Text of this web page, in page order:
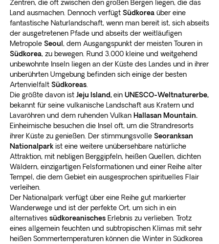
Zentren, die oft zwischen den großen Bergen liegen, die das
Land ausmachen. Dennoch verfügt Südkorea über eine
fantastische Naturlandschaft, wenn man bereit ist, sich abseits
der ausgetretenen Pfade und abseits der weitläufigen
Metropole Seoul , dem Ausgangspunkt der meisten Touren in
Südkorea, zu bewegen. Rund 3.000 kleine und weitgehend
unbewohnte Inseln liegen an der Küste des Landes und in ihrer
unberührten Umgebung befinden sich einige der besten
Artenvielfalt Südkoreas
Die größte davon ist Jeju Island,ein UNESCO-Weltnaturerbe,
bekannt für seine vulkanische Landschaft aus Kratern und
Lavaröhren und dem ruhenden Vulkan Hallasan Mountain.
Einheimische besuchen die Insel oft, um die Strandresorts
ihrer Küste zu genießen. Der stimmungsvolle Seoranksan
Nationalpark ist eine weitere unübersehbare natürliche
Attraktion, mit nebligen Berggipfeln, heißen Quellen, dichten
Wäldern, einzigartigen Felsformationen und einer Reihe alter
Tempel, die dem Gebiet ein ausgesprochen spirituelles Flair
verleihen.
Der Nationalpark verfügt über eine Reihe gut markierter
Wanderwege und ist der perfekte Ort, um sich in ein
alternatives südkoreanisches Erlebnis zu verlieben. Trotz
eines allgemein feuchten und subtropischen Klimas mit sehr
heißen Sommertemperaturen können die Winter in Südkorea